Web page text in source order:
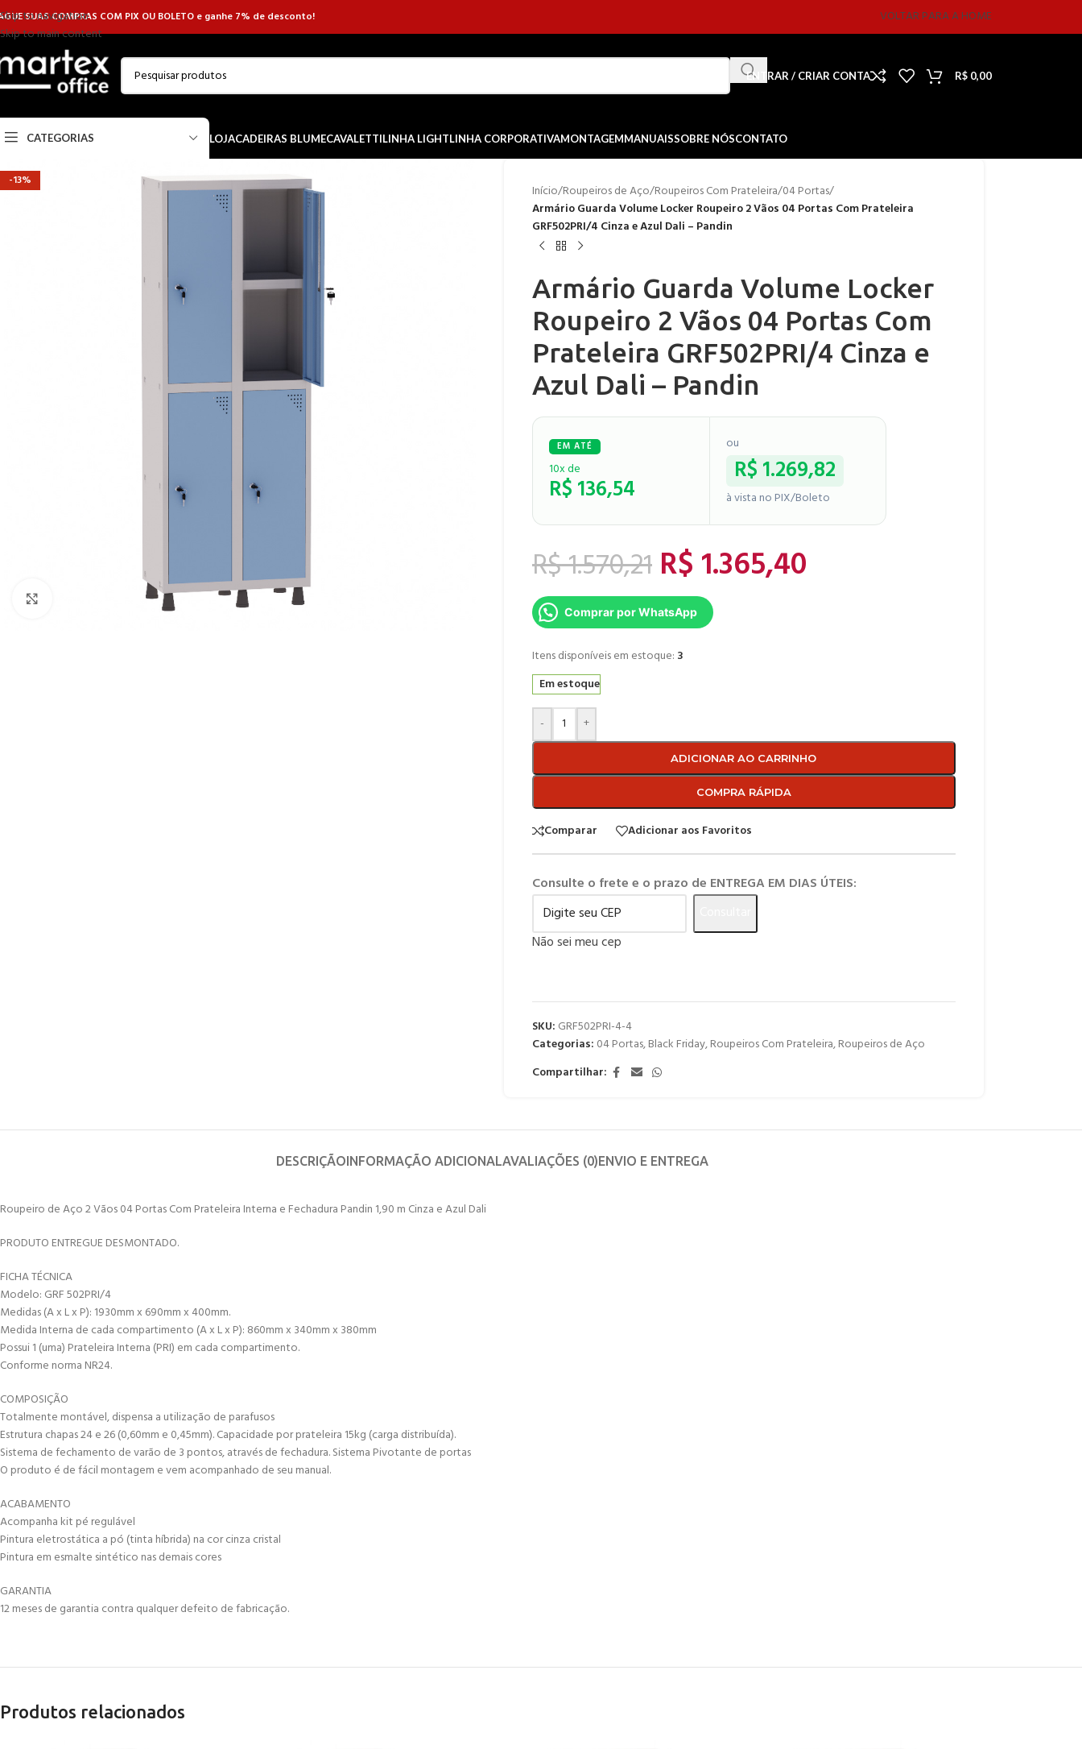
Skip to navigation
Skip to main content
SUAS COMPRAS COM PIX OU BOLETO e ganhe 7% de desconto! VOLTAR PARA A HOME
ENTRAR / CRIAR CONTA R$ 0,00
CATEGORIAS LOJACADEIRAS BLUMECAVALETTILINHA LIGHTLINHA CORPORATIVAMONTAGEMMANUAISSOBRE NÓSCONTATO
-13%
Início/Roupeiros de Aço/Roupeiros Com Prateleira/04 Portas/
Armário Guarda Volume Locker Roupeiro 2 Vãos 04 Portas Com Prateleira
GRF502PRI/4 Cinza e Azul Dali – Pandin
Armário Guarda Volume Locker
Roupeiro 2 Vãos 04 Portas Com
Prateleira GRF502PRI/4 Cinza e
Azul Dali – Pandin
10x de
R$136,54
ou
R$1.269,82
à vista no PIX/Boleto
R$1.570,21 R$1.365,40
Comprar por WhatsApp
Itens disponíveis em estoque: 3
Em estoque
- +
ADICIONAR AO CARRINHO
COMPRA RÁPIDA
Comparar Adicionar aos Favoritos
Consulte o frete e o prazo de ENTREGA EM DIAS ÚTEIS:
Não sei meu cep
SKU: GRF502PRI-4-4
Categorias: 04 Portas,Black Friday,Roupeiros Com Prateleira,Roupeiros de Aço
Compartilhar:
DESCRIÇÃOINFORMAÇÃO ADICIONAL AVALIAÇÕES (0)ENVIO E ENTREGA
Roupeiro de Aço 2 Vãos 04 Portas Com Prateleira Interna e Fechadura Pandin 1,90 m Cinza e Azul Dali
PRODUTO ENTREGUE DESMONTADO.
FICHA TÉCNICA
Modelo: GRF 502PRI/4
Medidas (A x L x P): 1930mm x 690mm x 400mm.
Medida Interna de cada compartimento (A x L x P): 860mm x 340mm x 380mm
Possui 1 (uma) Prateleira Interna (PRI) em cada compartimento.
Conforme norma NR24.
COMPOSIÇÃO
Totalmente montável, dispensa a utilização de parafusos
Estrutura chapas 24 e 26 (0,60mm e 0,45mm). Capacidade por prateleira 15kg (carga distribuída).
Sistema de fechamento de varão de 3 pontos, através de fechadura. Sistema Pivotante de portas
O produto é de fácil montagem e vem acompanhado de seu manual.
ACABAMENTO
Acompanha kit pé regulável
Pintura eletrostática a pó (tinta híbrida) na cor cinza cristal
Pintura em esmalte sintético nas demais cores
GARANTIA
12 meses de garantia contra qualquer defeito de fabricação.
Produtos relacionados